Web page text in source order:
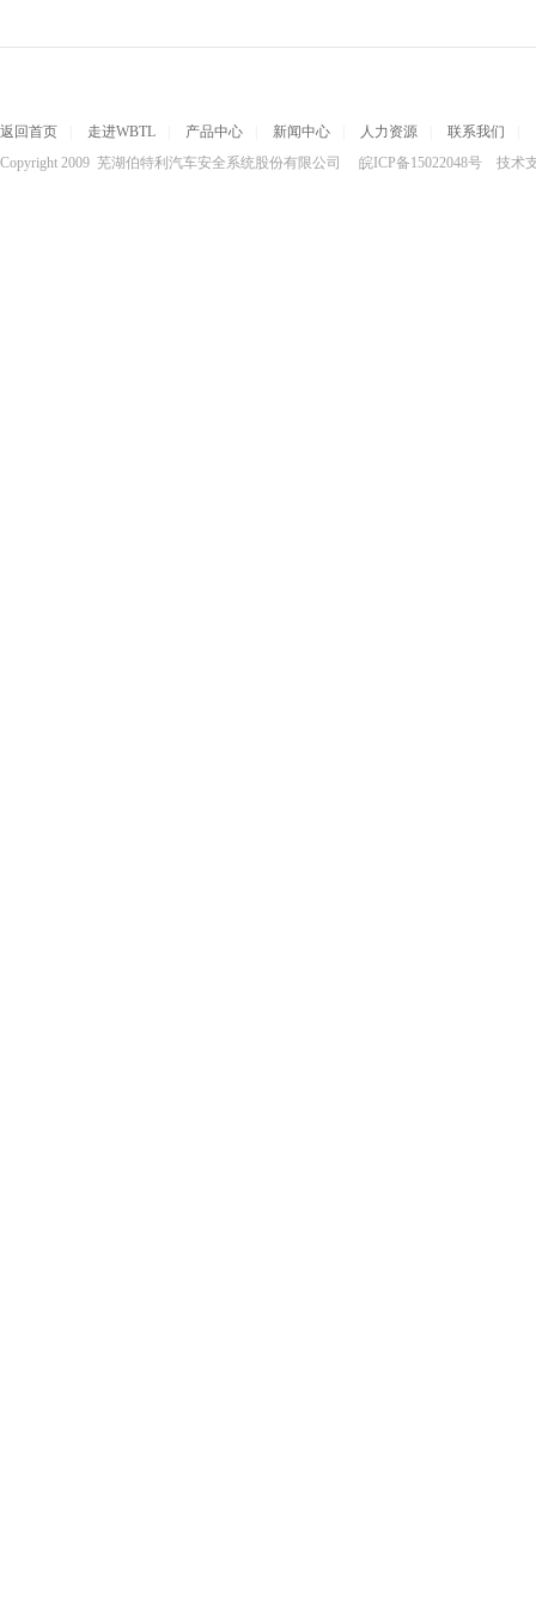
返回首页 走进WBTL 产品中心 新闻中心 人力资源 联系我们
Copyright 2009 芜湖伯特利汽车安全系统股份有限公司 皖ICP备15022048号 技术